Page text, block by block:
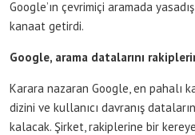
Google’ın çevrimiçi aramada
kanaat getirdi.
Google, arama datalarını
Karara nazaran Google, en pahalı
dizini ve kullanıcı davranış
kalacak. Şirket, rakiplerine bir